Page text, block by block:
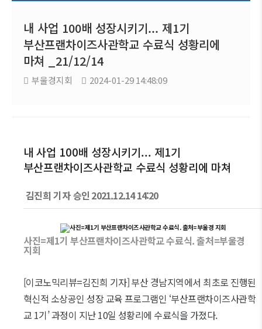
내 사업 100배 성장시키기... 제1기
부산프랜차이즈사관학교 수료식 성황리에
마쳐 _21/12/14
부울경지회 2024-01-29 14:48:09
내 사업 100배 성장시키기... 제1기
부산프랜차이즈사관학교 수료식 성황리에 마쳐
김진희 기자 승인 2021.12.14 14:20
사진=제1기 부산프랜차이즈사관학교 수료식. 출처=부울경
지회
[이코노믹리뷰=김진희 기자] 부산 경남지역에서 최초로 진행된
혁신적 소상공인 성장 교육 프로그램인 ‘부산프랜차이즈사관학
교 1기’ 과정이 지난 10일 성황리에 수료식을 가졌다.